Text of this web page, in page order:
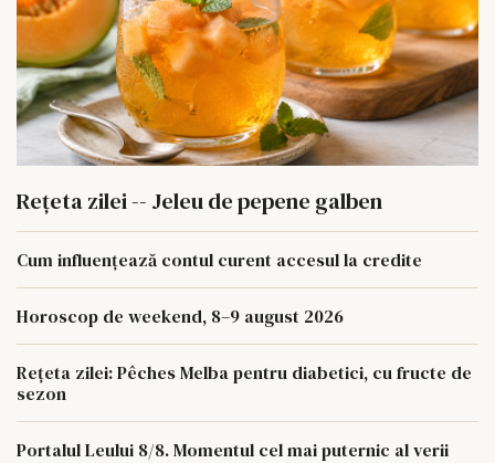
Rețeta zilei -- Jeleu de pepene galben
Cum influențează contul curent accesul la credite
Horoscop de weekend, 8–9 august 2026
Rețeta zilei: Pêches Melba pentru diabetici, cu fructe de
sezon
Portalul Leului 8/8. Momentul cel mai puternic al verii